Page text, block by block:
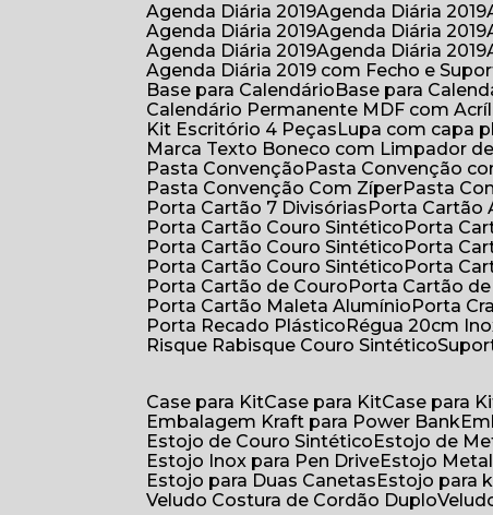
Agenda Diária 2019
Agenda Diária 2019
Agenda Diária 2019
Agenda Diária 2019
Agenda Diária 2019
Agenda Diária 2019
Agenda Diária 2019 com Fecho e
Base para Calendário
Base para
Calendário Permanente MDF com
Kit Escritório 4 Peças
Lupa com capa
Marca Texto Boneco com Limpador
Pasta Convenção
Pasta Convenção
Pasta Convenção Com Zíper
Pasta
Porta Cartão 7 Divisórias
Porta Cartão
Porta Cartão Couro Sintético
Porta
Porta Cartão Couro Sintético
Porta
Porta Cartão Couro Sintético
Porta
Porta Cartão de Couro
Porta Cartão
Porta Cartão Maleta Alumínio
Porta
Porta Recado Plástico
Régua 20cm
Risque Rabisque Couro Sintético
Case para Kit
Case para Kit Case para
Embalagem Kraft para Power Bank
Estojo de Couro Sintético
Estojo de
Estojo Inox para Pen Drive
Estojo
Estojo para Duas Canetas
Estojo para
Veludo Costura de Cordão Duplo